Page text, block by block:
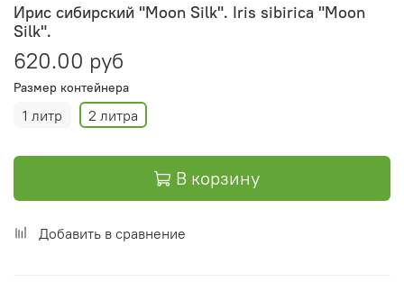
Ирис сибирский "Moon Silk". Iris sibirica "Moon
Silk".
620.00 руб
Размер контейнера
1 литр 2 литра
В корзину
Добавить в сравнение